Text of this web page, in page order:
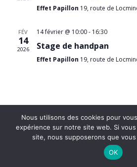
Effet Papillon 19, route de
FÉV
14
2026
14 février @ 10:00- 16:30
Stage de handpan
Effet Papillon 19, route de
©2022 - Dans L'Ensemble |
réalisation phm-
Nous utilisons des cookies pour
expérience sur notre site web. Si
site, nous supposerons que
OK